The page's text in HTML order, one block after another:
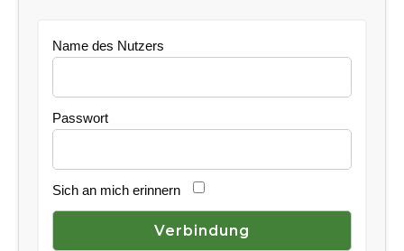
Name des Nutzers
Passwort
Sich an mich erinnern